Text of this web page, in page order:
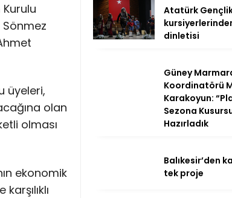
Sönmez
üyeleri,
olan
olması
ekonomik
Atatürk
dinletisi
Güney
Koordinatörü
Karakoyun:
Sezona
Hazırladık
Balıkesir’den
tek proje